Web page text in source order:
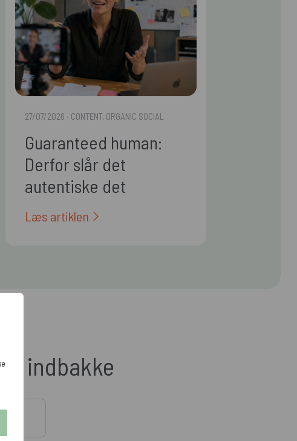
27/07/2026 · CONTENT, ORGANIC SOCIAL
Guaranteed human:
Derfor slår det
autentiske det
polerede i 2026
Læs artiklen
indbakke